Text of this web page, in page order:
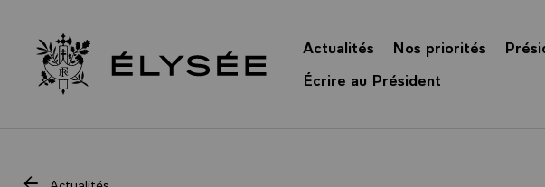
Retour à l’accueil Élysée
Actualités Nos priorités
Écrire au Président
Actualités